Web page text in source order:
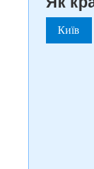
Київ